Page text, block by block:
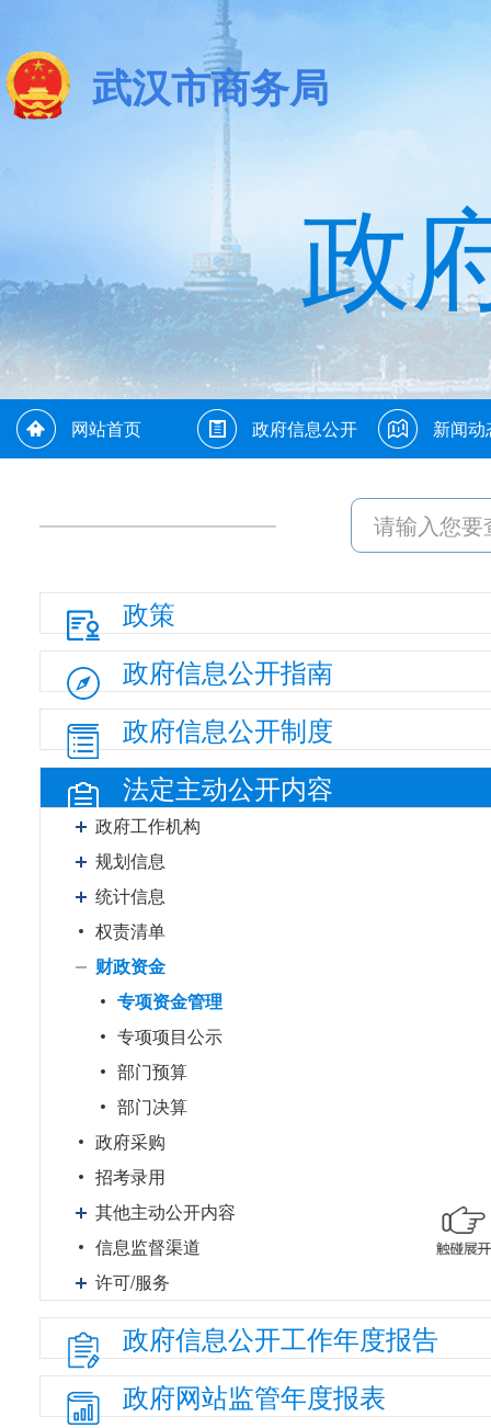
武汉市商务局
政
网站首页 政府信息公开 新闻动
政策
政府信息公开指南
政府信息公开制度
法定主动公开内容
政府工作机构
规划信息
统计信息
权责清单
财政资金
专项资金管理
专项项目公示
部门预算
部门决算
政府采购
招考录用
其他主动公开内容
信息监督渠道
许可/服务
政府信息公开工作年度报告
政府网站监管年度报表